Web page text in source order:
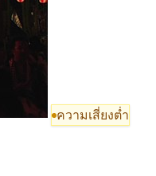
ความเสี่ยงต่ำ